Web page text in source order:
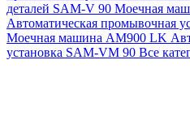
деталей SAM-V 90 Моечная
Автоматическая промывочная
Моечная машина AM900 LK
установка SAM-VM 90 Все